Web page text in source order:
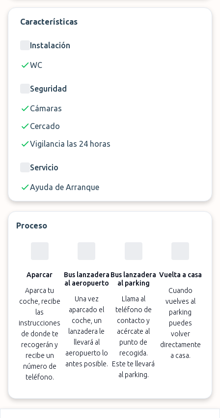
Características
Instalación
WC
Seguridad
Cámaras
Cercado
Vigilancia las 24 horas
Servicio
Ayuda de Arranque
Proceso
Aparcar
Aparca tu
coche, recibe
las
instrucciones
de donde te
recogerán y
recibe un
número de
teléfono.
Bus lanzadera
al aeropuerto
Una vez
aparcado el
coche, un
lanzadera le
llevará al
aeropuerto lo
antes posible.
Bus lanzadera
al parking
Llama al
teléfono de
contacto y
acércate al
punto de
recogida.
Este te llevará
al parking.
Vuelta a casa
Cuando
vuelves al
parking
puedes
volver
directamente
a casa.